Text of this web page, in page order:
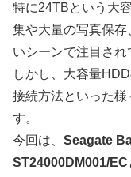
特に24TBという大
集や大量の写真保
いシーンで注目され
しかし、大容量
接続方法といった様
す。
今回は、 Seagate
ST24000DM001/EC